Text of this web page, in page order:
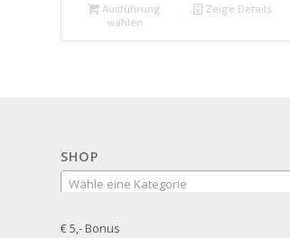
Ausführung
wählen
Zeige Details
SHOP
Wähle eine Kategorie
€ 5,- Bonus